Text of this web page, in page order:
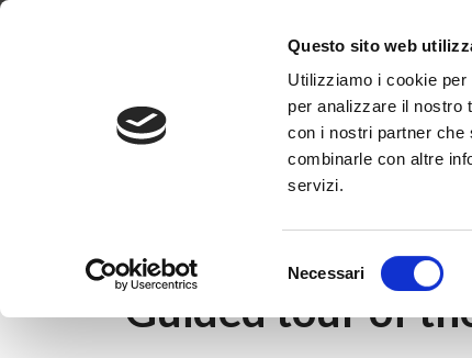
Questo sito web
Utilizziamo i cookie
per analizzare il nostro
con i nostri partner che
combinarle con altre
servizi.
del
Necessari
News & Eventi |
12 novembre 2021
Guided tour of